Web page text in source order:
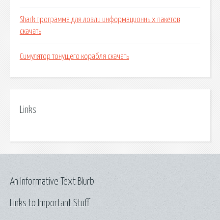
Shark программа для ловли информационных пакетов
скачать
Симулятор тонущего корабля скачать
Links
Links to Important Stuff
An Informative Text Blurb